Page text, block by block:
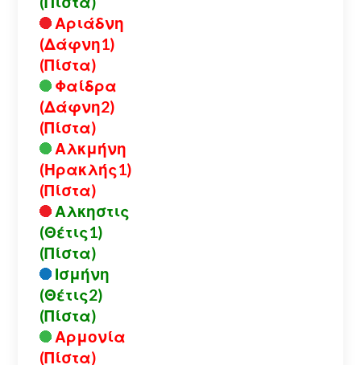
Αριάδνη
(Δάφνη1)
(Πίστα)
Φαίδρα
(Δάφνη2)
(Πίστα)
Αλκμήνη
(Ηρακλής1)
(Πίστα)
Αλκηστις
(Θέτις1)
(Πίστα)
Ισμήνη
(Θέτις2)
(Πίστα)
Αρμονία
(Πίστα)